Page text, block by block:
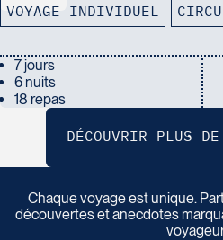
VOYAGE INDIVIDUEL
7 jours
6 nuits
18 repas
Pa rtagez votre réci
Chaque voyage est unique.
découvertes et anecdotes